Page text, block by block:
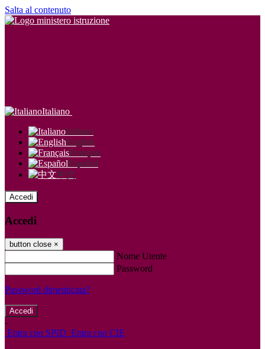
Salta al contenuto
Italiano
Italiano
English
Français
Español
中文
Accedi
Accedi
button close ×
Nome Utente
Password
Password dimenticata?
-
Entra con SPID Entra con CIE